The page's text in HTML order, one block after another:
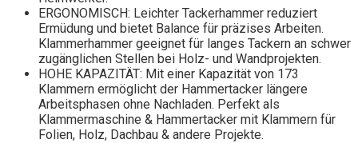
ERGONOMISCH: Leichter Tackerhammer reduziert
Ermüdung und bietet Balance für präzises Arbeiten.
Klammerhammer geeignet für langes Tackern an schwer
zugänglichen Stellen bei Holz- und Wandprojekten.
HOHE KAPAZITÄT: Mit einer Kapazität von 173
Klammern ermöglicht der Hammertacker längere
Arbeitsphasen ohne Nachladen. Perfekt als
Klammermaschine & Hammertacker mit Klammern für
Folien, Holz, Dachbau & andere Projekte.